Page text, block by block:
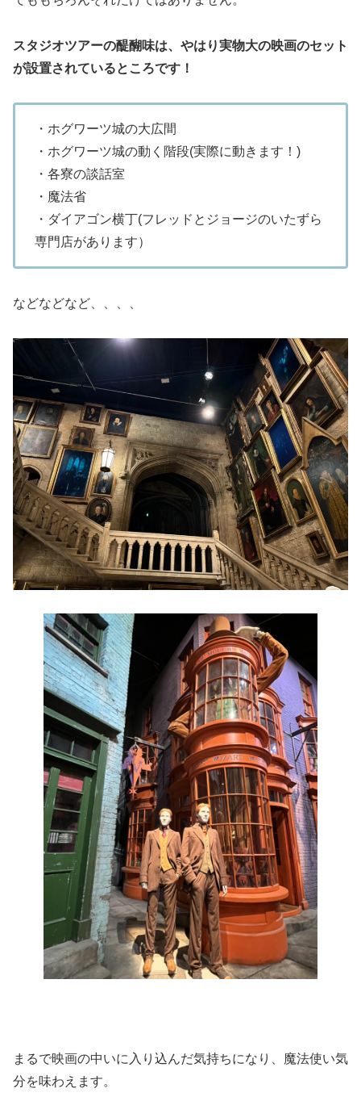
スタジオツアーの醍醐味は、やはり実物大の映画のセット
が設置されているところです！
・ホグワーツ城の大広間
・ホグワーツ城の動く階段(実際に動きます！)
・各寮の談話室
・魔法省
・ダイアゴン横丁(フレッドとジョージのいたずら
専門店があります）
などなどなど、、、、
まるで映画の中いに入り込んだ気持ちになり、魔法使い気
分を味わえます。